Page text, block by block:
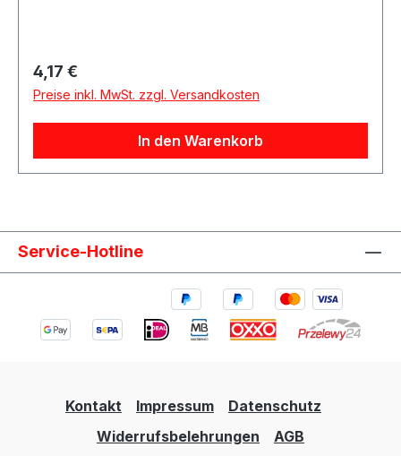
Feuerlöscher-Aufkleber zur klaren
Kennzeichnung von Feuerlöscher oder
Löschanlage im Fahrzeug. Der Aufkleber eignet
sich ideal für Motorsport-, Rallye-, Trackday-
Regulärer Preis:
4,17 €
Preise inkl. MwSt. zzgl. Versandkosten
In den Warenkorb
Service-Hotline
Kontakt Impressum
Datenschutz
Widerrufsbelehrungen
AGB